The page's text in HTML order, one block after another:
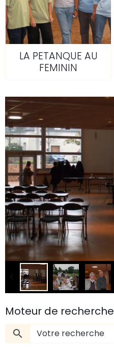
LA PETANQUE AU
FEMININ
Moteur de recherche